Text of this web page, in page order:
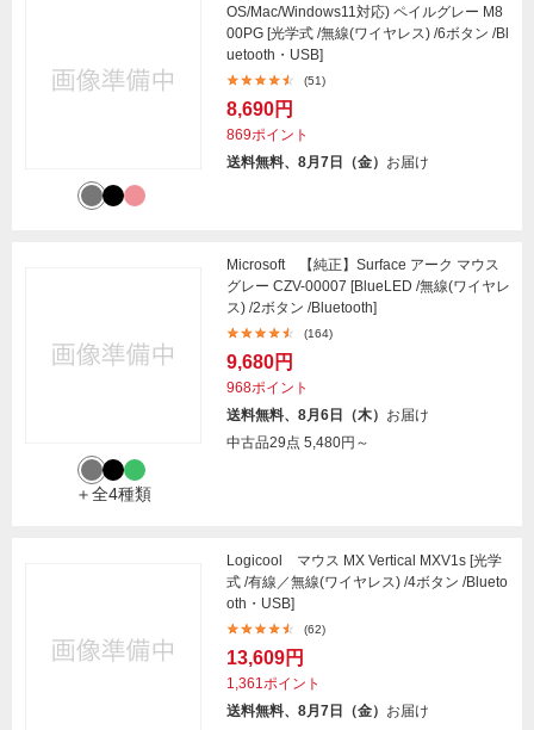
OS/Mac/Windows11対応) ペイルグレー M8
00PG [光学式 /無線(ワイヤレス) /6ボタン /Bl
uetooth・USB]
(51)
8,690円
869ポイント
送料無料、8月7日（金） お届け
＋全4種類
Microsoft 【純正】Surface アーク マウス
グレー CZV-00007 [BlueLED /無線(ワイヤレ
ス) /2ボタン /Bluetooth]
(164)
9,680円
968ポイント
送料無料、8月6日（木） お届け
中古品29点 5,480円～
Logicool マウス MX Vertical MXV1s [光学
式 /有線／無線(ワイヤレス) /4ボタン /Blueto
oth・USB]
(62)
13,609円
1,361ポイント
送料無料、8月7日（金） お届け